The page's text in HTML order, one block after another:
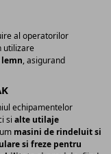
al operatorilor
utilizare
, asigurand
echipamentelor
si alte utilaje
masini de rindeluit si
si freze pentru